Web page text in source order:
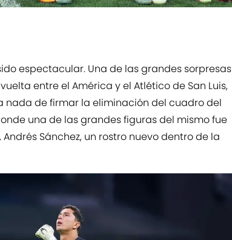
espectacular. Una de las grandes sorpresas
entre el América y el Atlético de San Luis,
nada de firmar la eliminación del cuadro del
una de las grandes figuras del mismo fue
Sánchez, un rostro nuevo dentro de la